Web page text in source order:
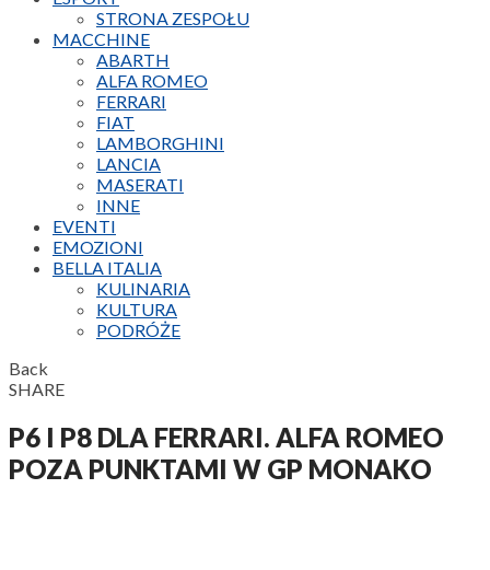
STRONA ZESPOŁU
MACCHINE
ABARTH
ALFA ROMEO
FERRARI
FIAT
LAMBORGHINI
LANCIA
MASERATI
INNE
EVENTI
EMOZIONI
BELLA ITALIA
KULINARIA
KULTURA
PODRÓŻE
Back
SHARE
P6 I P8 DLA FERRARI. ALFA ROMEO
POZA PUNKTAMI W GP MONAKO